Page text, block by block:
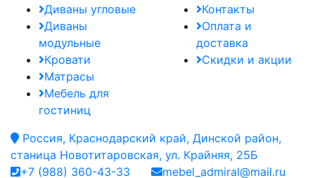
Диваны угловые
Диваны
модульные
Кровати
Матрасы
Мебель для
гостиниц
Контакты
Оплата и
доставка
Скидки и акции
Россия, Краснодарский край, Динской район,
станица Новотитаровская, ул. Крайняя, 25Б
+7 (988) 360-43-33
mebel_admiral@mail.ru